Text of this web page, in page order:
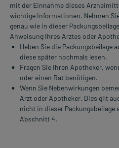
mit der Einnahme dieses
wichtige Informationen. Nehmen
genau wie in dieser
Anweisung Ihres Arztes oder
Heben Sie die Packungsbeilage
diese später nochmals lesen.
Fragen Sie Ihren Apotheker,
oder einen Rat benötigen.
Wenn Sie Nebenwirkungen
Arzt oder Apotheker. Dies gilt
nicht in dieser Packungsbeilage
Abschnitt 4.